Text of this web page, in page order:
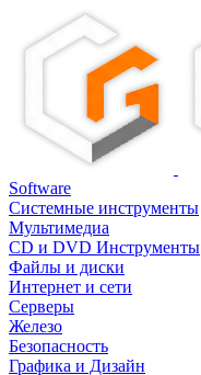
Software
Системные инструменты
Мультимедиа
CD и DVD Инструменты
Файлы и диски
Интернет и сети
Серверы
Железо
Безопасность
Графика и Дизайн